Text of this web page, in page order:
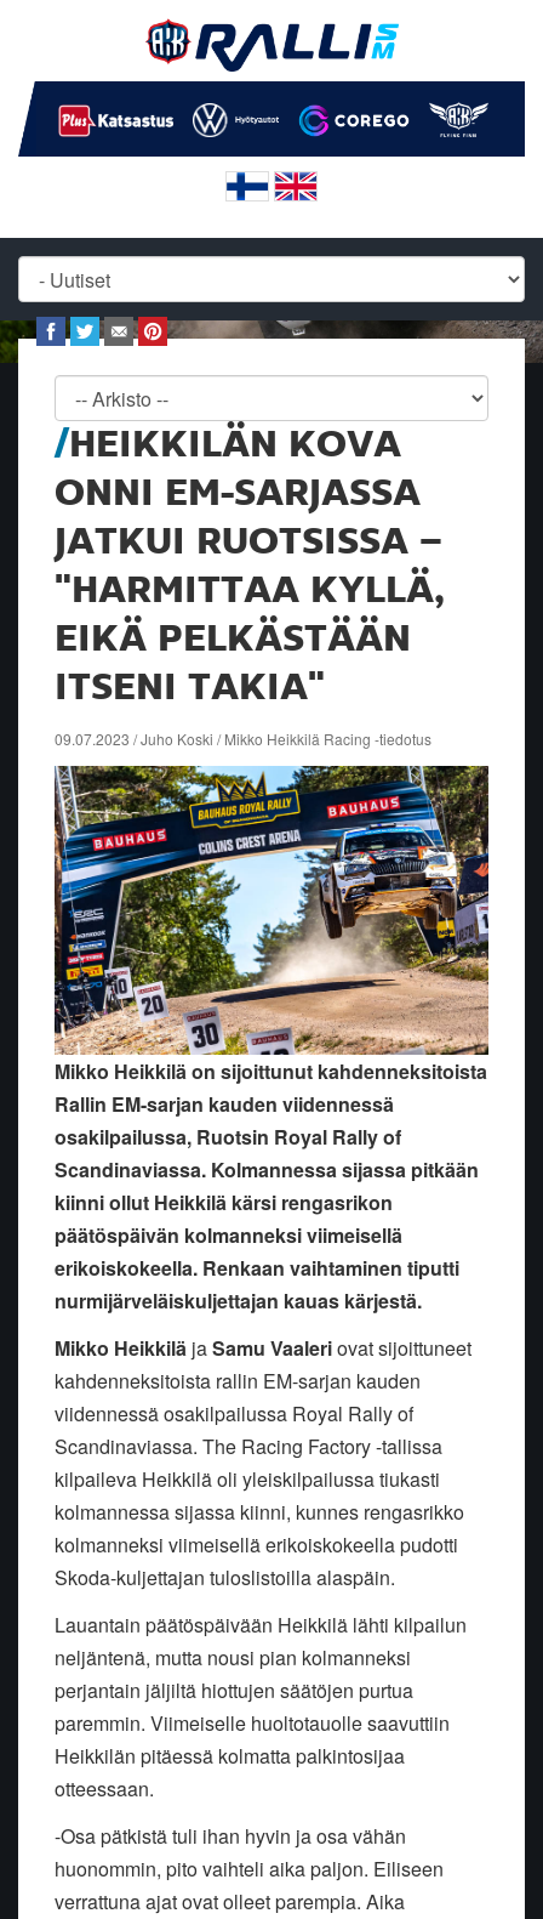
HEIKKILÄN KOVA
ONNI EM-SARJASSA
JATKUI RUOTSISSA –
"HARMITTAA KYLLÄ,
EIKÄ PELKÄSTÄÄN
ITSENI TAKIA"
09.07.2023 / Juho Koski / Mikko Heikkilä Racing -tiedotus
Mikko Heikkilä on sijoittunut kahdenneksitoista
Rallin EM-sarjan kauden viidennessä
osakilpailussa, Ruotsin Royal Rally of
Scandinaviassa. Kolmannessa sijassa pitkään
kiinni ollut Heikkilä kärsi rengasrikon
päätöspäivän kolmanneksi viimeisellä
erikoiskokeella. Renkaan vaihtaminen tiputti
nurmijärveläiskuljettajan kauas kärjestä.
Mikko Heikkilä jaSamu Vaaleriovat sijoittuneet
kahdenneksitoista rallin EM-sarjan kauden
viidennessä osakilpailussa Royal Rally of
Scandinaviassa. The Racing Factory -tallissa
kilpaileva Heikkilä oli yleiskilpailussa tiukasti
kolmannessa sijassa kiinni, kunnes rengasrikko
kolmanneksi viimeisellä erikoiskokeella pudotti
Skoda-kuljettajan tuloslistoilla alaspäin.
Lauantain päätöspäivään Heikkilä lähti kilpailun
neljäntenä, mutta nousi pian kolmanneksi
perjantain jäljiltä hiottujen säätöjen purtua
paremmin. Viimeiselle huoltotauolle saavuttiin
Heikkilän pitäessä kolmatta palkintosijaa
otteessaan.
-Osa pätkistä tuli ihan hyvin ja osa vähän
huonommin, pito vaihteli aika paljon. Eiliseen
verrattuna ajat ovat olleet parempia. Aika